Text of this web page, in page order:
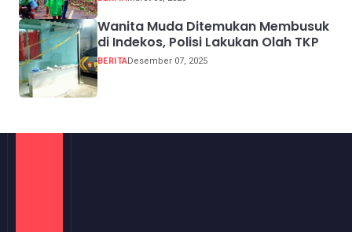
Wanita Muda Ditemukan Membusuk
di Indekos, Polisi Lakukan Olah TKP
BERITADesember 07, 2025